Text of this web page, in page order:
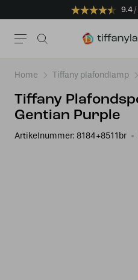
9.4
Home Tiffany plafondlamp
Tiffany
Gentian Purple
Artikelnummer: 8184+8511br